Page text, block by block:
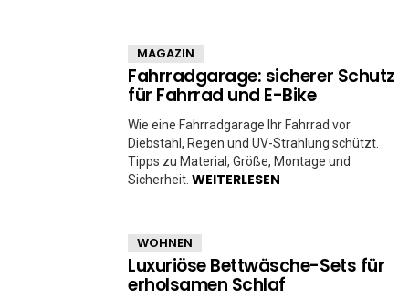
MAGAZIN
Fahrradgarage: sicherer Schutz
für Fahrrad und E-Bike
Wie eine Fahrradgarage Ihr Fahrrad vor
Diebstahl, Regen und UV-Strahlung schützt.
Tipps zu Material, Größe, Montage und
Sicherheit. WEITERLESEN
WOHNEN
Luxuriöse Bettwäsche-Sets für
erholsamen Schlaf